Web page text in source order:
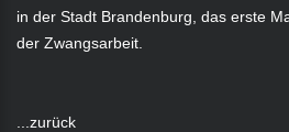
in der Stadt Brandenburg, das erste
der Zwangsarbeit.
...zurück